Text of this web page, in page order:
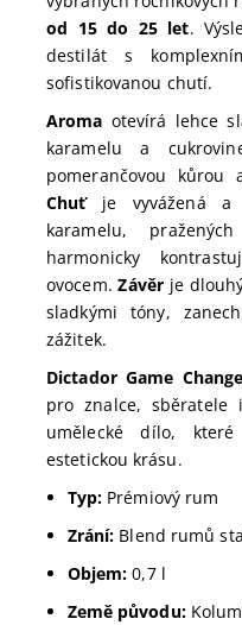
od 15 do 25 let.
destilát s
sofistikovanou chutí.
Aroma otevírá lehce
karamelu a
pomerančovou kůrou
Chuťje vyvážená a
karamelu,
harmonicky
ovocem.Závěrje
sladkými tóny,
zážitek.
Dictador Game
pro znalce, sběratele
umělecké dílo,
estetickou krásu.
Typ: Prémiový rum
Zrání: Blend rumů
Objem: 0,7 l
Země původu: